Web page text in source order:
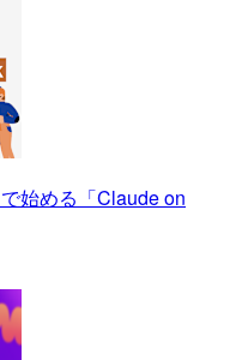
始める「Claude on